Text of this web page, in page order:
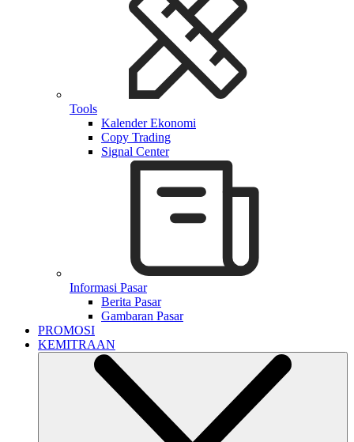
Tools
Kalender Ekonomi
Copy Trading
Signal Center
Informasi Pasar
Berita Pasar
Gambaran Pasar
PROMOSI
KEMITRAAN